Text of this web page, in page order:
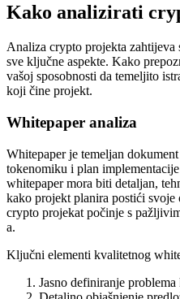
Kako analizirati
Analiza crypto projekta
sve ključne aspekte. Kako
vašoj sposobnosti da temeljito
koji čine projekt.
Whitepaper analiza
Whitepaper je temeljan
tokenomiku i plan
whitepaper mora biti detaljan,
kako projekt planira postići
crypto projekat počinje s
a.
Ključni elementi kvalitetnog
Jasno definiranje problema